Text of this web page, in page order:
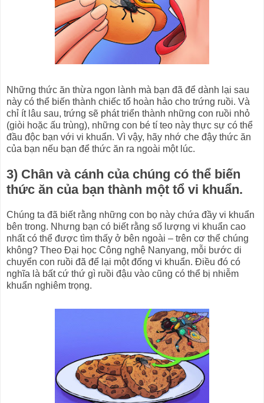
Những thức ăn thừa ngon lành mà bạn đã để dành lại sau
này có thể biến thành chiếc tổ hoàn hảo cho trứng ruồi. Và
chỉ ít lâu sau, trứng sẽ phát triển thành những con ruồi nhỏ
(giòi hoặc ấu trùng), những con bé tí teo này thực sự có thể
đầu độc bạn với vi khuẩn. Vì vậy, hãy nhớ che đậy thức ăn
của bạn nếu bạn để thức ăn ra ngoài một lúc.
3) Chân và cánh của chúng có thể biến
thức ăn của bạn thành một tổ vi khuẩn.
Chúng ta đã biết rằng những con bọ này chứa đầy vi khuẩn
bên trong. Nhưng bạn có biết rằng số lượng vi khuẩn cao
nhất có thể được tìm thấy ở bên ngoài – trên cơ thể chúng
không? Theo Đại học Công nghệ Nanyang, mỗi bước di
chuyển con ruồi đã để lại một đống vi khuẩn. Điều đó có
nghĩa là bất cứ thứ gì ruồi đậu vào cũng có thể bị nhiễm
khuẩn nghiêm trọng.